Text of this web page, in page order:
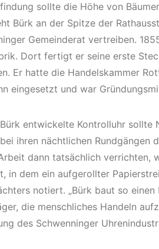
sollte die Höhe von
Bürk an der Spitze der
Gemeinderat vertreiben.
Dort fertigt er seine erste
Er hatte die Handelskammer
eingesetzt und war
entwickelte Kontrolluhr sollte
ihren nächtlichen Rundgängen
dann tatsächlich verrichten,
in dem ein aufgerollter
notiert. „Bürk baut so
die menschliches Handeln
des Schwenninger